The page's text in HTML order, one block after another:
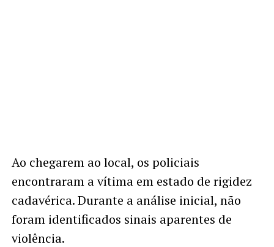
Ao chegarem ao local, os policiais
encontraram a vítima em estado de rigidez
cadavérica. Durante a análise inicial, não
foram identificados sinais aparentes de
violência.